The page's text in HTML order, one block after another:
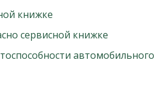
книжке
сервисной книжке
автомобильного